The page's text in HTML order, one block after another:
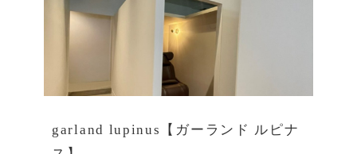
garland lupinus【ガーランド ルピナ